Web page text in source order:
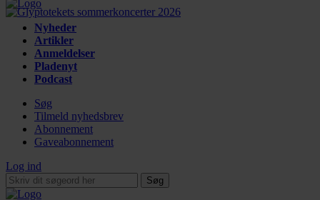
Nyheder
Artikler
Anmeldelser
Pladenyt
Podcast
Søg
Tilmeld nyhedsbrev
Abonnement
Gaveabonnement
Log ind
Søg